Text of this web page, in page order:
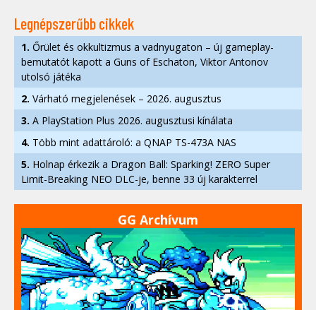
Legnépszerűbb cikkek
1. Őrület és okkultizmus a vadnyugaton – új gameplay-
bemutatót kapott a Guns of Eschaton, Viktor Antonov
utolsó játéka
2. Várható megjelenések – 2026. augusztus
3. A PlayStation Plus 2026. augusztusi kínálata
4. Több mint adattároló: a QNAP TS-473A NAS
5. Holnap érkezik a Dragon Ball: Sparking! ZERO Super
Limit-Breaking NEO DLC-je, benne 33 új karakterrel
GG Archívum